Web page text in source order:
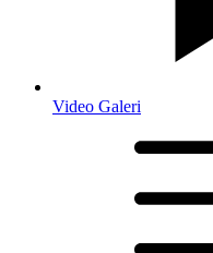
Video Galeri